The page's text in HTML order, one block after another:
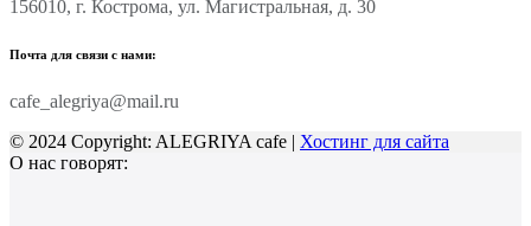
156010, г. Кострома, ул. Магистральная, д. 30
Почта для связи с нами:
cafe_alegriya@mail.ru
© 2024 Copyright: ALEGRIYA cafe | Хостинг для сайта
О нас говорят: